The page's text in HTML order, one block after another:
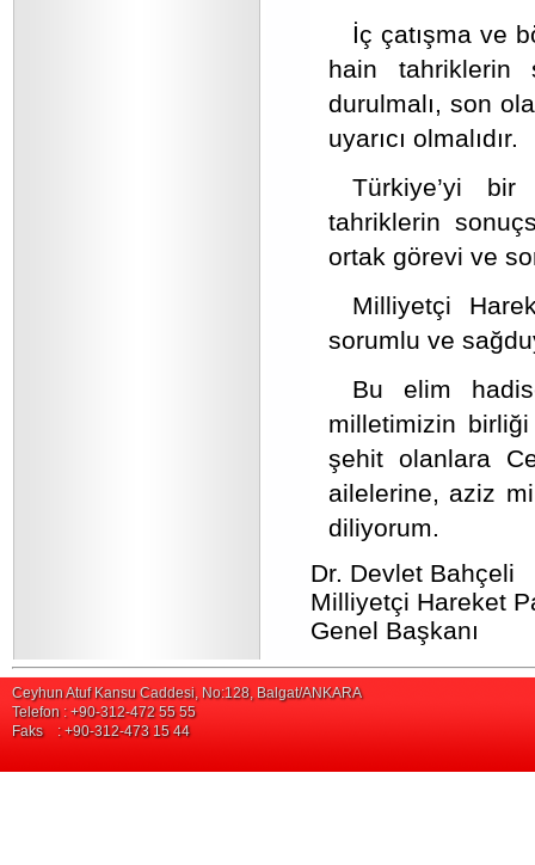
İç çatışma ve
hain tahriklerin
durulmalı, son
uyarıcı olmalıdır.
Türkiye’yi
tahriklerin
ortak görevi ve
Milliyetçi
sorumlu ve
Bu elim
milletimizin
şehit olanlara
ailelerine, aziz
diliyorum.
Dr. Devlet Bahçeli
Milliyetçi Hareket
Genel Başkanı
Ceyhun Atuf Kansu Caddesi, No:128, Balgat/ANKARA
Telefon : +90-312-472 55 55
Faks : +90-312-473 15 44